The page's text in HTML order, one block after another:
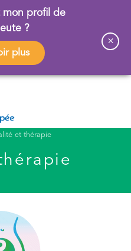
mon profil de
?
plus
×
et thérapie